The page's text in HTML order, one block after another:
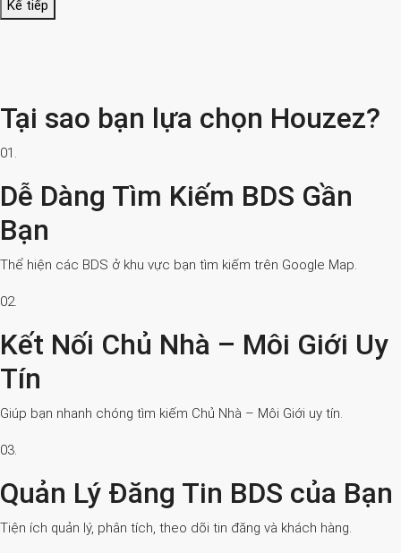
Kế tiếp
Tại sao bạn lựa chọn Houzez?
01.
Dễ Dàng Tìm Kiếm BDS Gần
Bạn
Thể hiện các BDS ở khu vực bạn tìm kiếm trên Google Map.
02.
Kết Nối Chủ Nhà – Môi Giới Uy
Tín
Giúp bạn nhanh chóng tìm kiếm Chủ Nhà – Môi Giới uy tín.
03.
Quản Lý Đăng Tin BDS của Bạn
Tiện ích quản lý, phân tích, theo dõi tin đăng và khách hàng.